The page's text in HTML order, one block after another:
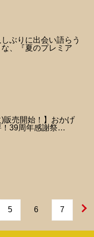
ぶりに出会い語らう
、『夏のプレミア
)販売開始！】おかげ
！39周年感謝祭…
5 6 7